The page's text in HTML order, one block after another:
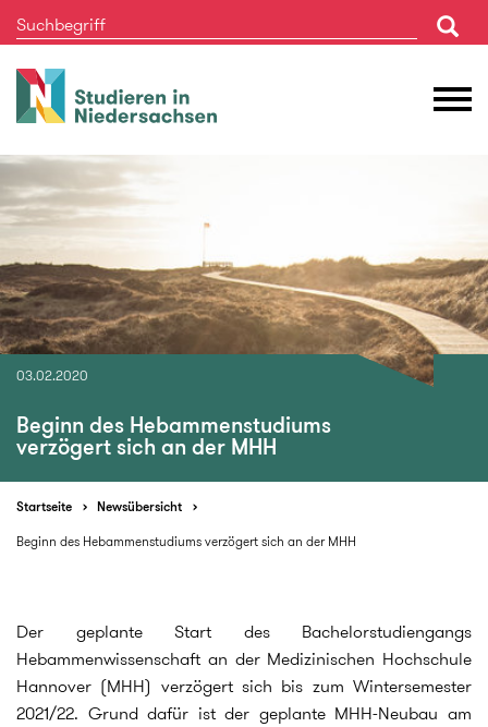
Studieren
in
03.02.2020
Beginn des Hebammenstudiums
verzögert sich an der MHH
Startseite
Newsübersicht
Beginn des Hebammenstudiums verzögert sich an der MHH
Der geplante Start des Bachelorstudiengangs
Hebammenwissenschaft an der Medizinischen Hochschule
Hannover (MHH) verzögert sich bis zum Wintersemester
2021/22. Grund dafür ist der geplante MHH-Neubau am